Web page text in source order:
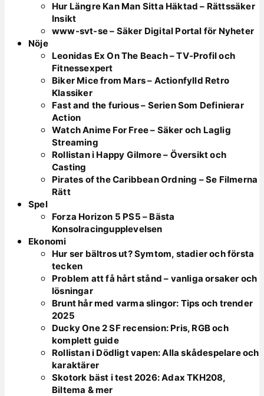
Hur Längre Kan Man Sitta Häktad – Rättssäker
Insikt
www-svt-se – Säker Digital Portal för Nyheter
Nöje
Leonidas Ex On The Beach – TV-Profil och
Fitnessexpert
Biker Mice from Mars – Actionfylld Retro
Klassiker
Fast and the furious – Serien Som Definierar
Action
Watch Anime For Free – Säker och Laglig
Streaming
Rollistan i Happy Gilmore – Översikt och
Casting
Pirates of the Caribbean Ordning – Se Filmerna
Rätt
Spel
Forza Horizon 5 PS5 – Bästa
Konsolracingupplevelsen
Ekonomi
Hur ser bältros ut? Symtom, stadier och första
tecken
Problem att få hårt stånd – vanliga orsaker och
lösningar
Brunt hår med varma slingor: Tips och trender
2025
Ducky One 2 SF recension: Pris, RGB och
komplett guide
Rollistan i Dödligt vapen: Alla skådespelare och
karaktärer
Skotork bäst i test 2026: Adax TKH208,
Biltema & mer